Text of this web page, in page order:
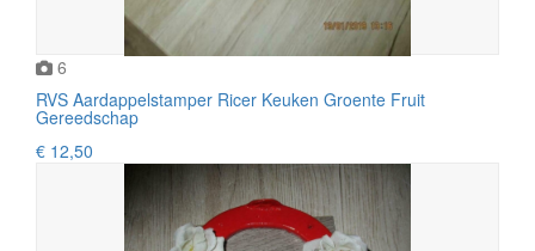
6
RVS Aardappelstamper Ricer Keuken Groente Fruit
Gereedschap
€ 12,50